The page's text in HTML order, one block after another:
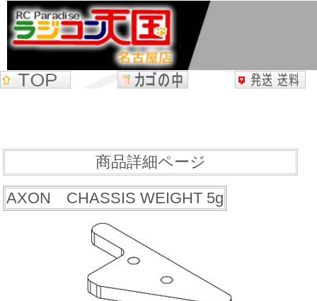
商品詳細ページ
AXON CHASSIS WEIGHT 5g